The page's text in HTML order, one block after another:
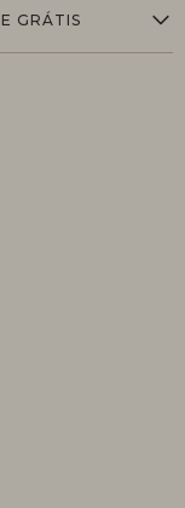
GRÁTIS